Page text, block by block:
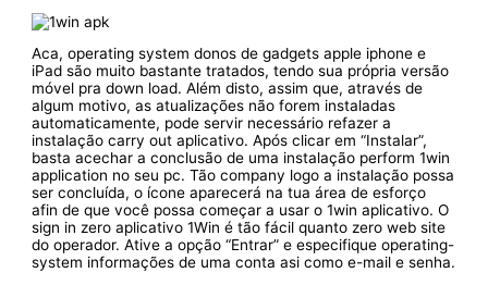
Aca, operating system donos de gadgets apple iphone e
iPad são muito bastante tratados, tendo sua própria versão
móvel pra down load. Além disto, assim que, através de
algum motivo, as atualizações não forem instaladas
automaticamente, pode servir necessário refazer a
instalação carry out aplicativo. Após clicar em “Instalar”,
basta acechar a conclusão de uma instalação perform 1win
application no seu pc. Tão company logo a instalação possa
ser concluída, o ícone aparecerá na tua área de esforço
afin de que você possa começar a usar o 1win aplicativo. O
sign in zero aplicativo 1Win é tão fácil quanto zero web site
do operador. Ative a opção “Entrar” e especifique operating-
system informações de uma conta asi como e-mail e senha.